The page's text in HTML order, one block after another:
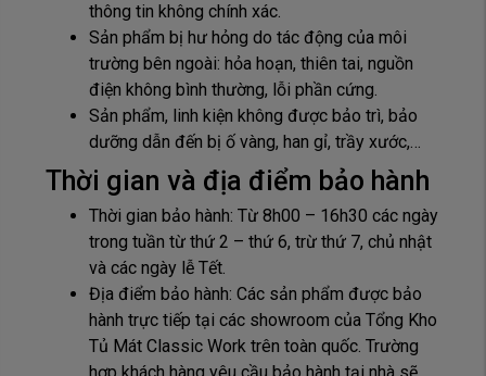
thông tin không chính xác.
Sản phẩm bị hư hỏng do tác động của môi
trường bên ngoài: hỏa hoạn, thiên tai, nguồn
điện không bình thường, lỗi phần cứng.
Sản phẩm, linh kiện không được bảo trì, bảo
dưỡng dẫn đến bị ố vàng, han gỉ, trầy xước,…
Thời gian và địa điểm bảo hành
Thời gian bảo hành: Từ 8h00 – 16h30 các ngày
trong tuần từ thứ 2 – thứ 6, trừ thứ 7, chủ nhật
và các ngày lễ Tết.
Địa điểm bảo hành: Các sản phẩm được bảo
hành trực tiếp tại các showroom của Tổng Kho
Tủ Mát Classic Work trên toàn quốc. Trường